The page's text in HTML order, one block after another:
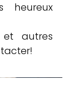
heureux
autres